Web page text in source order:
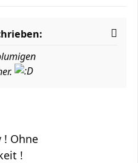
! Ohne
!